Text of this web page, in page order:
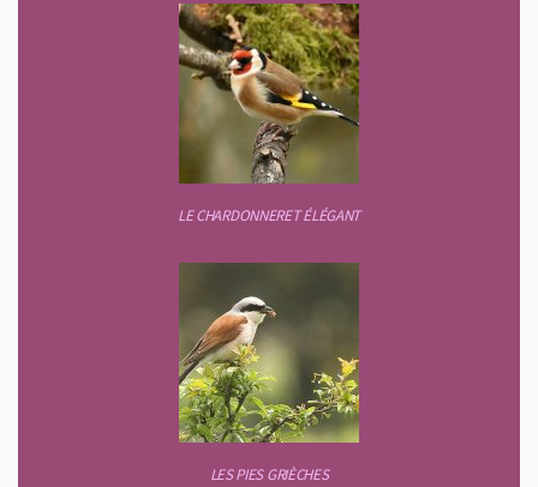
LE CHARDONNERET ÉLÉGANT
LES PIES GRIÈCHES